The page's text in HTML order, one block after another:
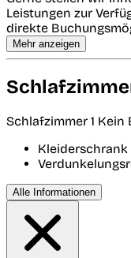
Leistungen zur
direkte
Mehr anzeigen
Schlafzimmer 1 Kein
Kleiderschrank
Alle Informationen